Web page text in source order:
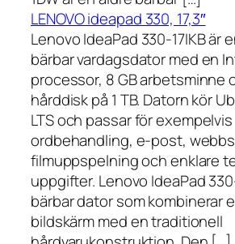
LENOVO ideapad 330, 17,3″
Lenovo IdeaPad 330-17IKB är
bärbar vardagsdator med en
processor, 8 GB arbetsminne
hårddisk på 1 TB. Datorn kör
LTS och passar för exempelvis
ordbehandling, e-post,
filmuppspelning och enklare
uppgifter. Lenovo IdeaPad
bärbar dator som kombinerar
bildskärm med en traditionell